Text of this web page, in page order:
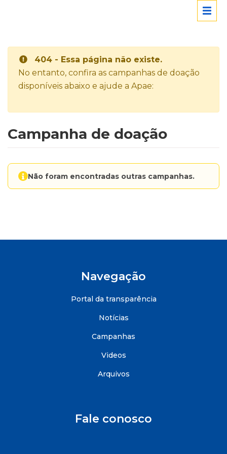
404 - Essa página não existe.
No entanto, confira as campanhas de doação
disponíveis abaixo e ajude a Apae:
Campanha de doação
Não foram encontradas outras campanhas.
Navegação
Portal da transparência
Notícias
Campanhas
Videos
Arquivos
Fale conosco